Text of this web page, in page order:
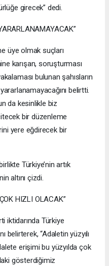
girecek” dedi.
üye olmak suçları
karışan, soruşturması
bulunan şahısların
belirtti.
da kesinlikle biz
bir düzenleme
yere eğdirecek bir
Türkiye’nin artık
altını çizdi.
HIZLI OLACAK”
iktidarında Türkiye
belirterek, “Adaletin yüzyılı
erişimi bu yüzyılda çok
gösterdiğimiz